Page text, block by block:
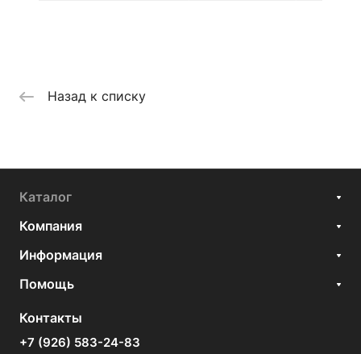
Назад к списку
Каталог
Компания
Информация
Помощь
Контакты
+7 (926) 583-24-83